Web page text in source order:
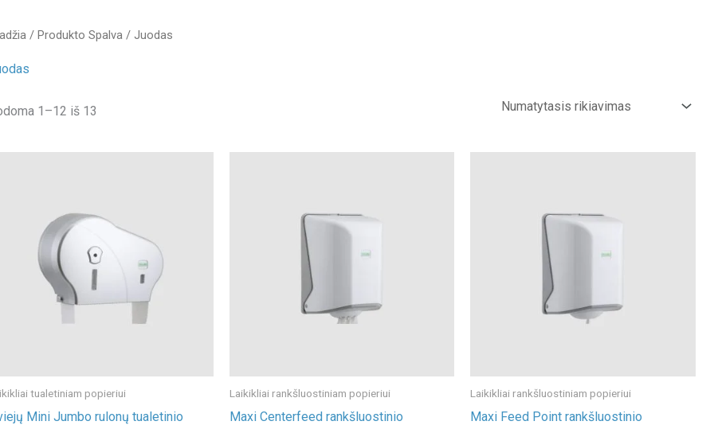
/ Produkto Spalva / Juodas
1–12 iš 13
tualetiniam popieriui
Mini Jumbo rulonų tualetinio
Laikikliai rankšluostiniam popieriui
Maxi Centerfeed rankšluostinio
Laikikliai rankšluostiniam popieriui
Maxi Feed Point rankšluostinio